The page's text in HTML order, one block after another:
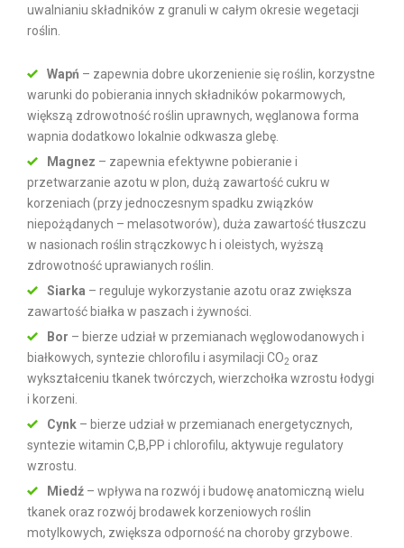
uwalnianiu składników z granuli w całym okresie wegetacji
roślin.
Wapń – zapewnia dobre ukorzenienie się roślin, korzystne
warunki do pobierania innych składników pokarmowych,
większą zdrowotność roślin uprawnych, węglanowa forma
wapnia dodatkowo lokalnie odkwasza glebę.
Magnez – zapewnia efektywne pobieranie i
przetwarzanie azotu w plon, dużą zawartość cukru w
korzeniach (przy jednoczesnym spadku związków
niepożądanych – melasotworów), duża zawartość tłuszczu
w nasionach roślin strączkowyc h i oleistych, wyższą
zdrowotność uprawianych roślin.
Siarka – reguluje wykorzystanie azotu oraz zwiększa
zawartość białka w paszach i żywności.
Bor – bierze udział w przemianach węglowodanowych i
białkowych, syntezie chlorofilu i asymilacji CO2 oraz
wykształceniu tkanek twórczych, wierzchołka wzrostu łodygi
i korzeni.
Cynk– bierze udział w przemianach energetycznych,
syntezie witamin C,B,PP i chlorofilu, aktywuje regulatory
wzrostu.
Miedź– wpływa na rozwój i budowę anatomiczną wielu
tkanek oraz rozwój brodawek korzeniowych roślin
motylkowych, zwiększa odporność na choroby grzybowe.